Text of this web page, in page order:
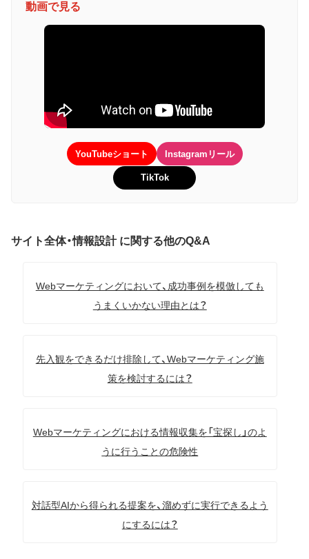
動画で見る
YouTubeショート Instagramリール
TikTok
サイト全体・情報設計 に関する他のQ&A
Webマーケティングにおいて、成功事例を模倣しても
うまくいかない理由とは？
先入観をできるだけ排除して、Webマーケティング施
策を検討するには？
Webマーケティングにおける情報収集を「宝探し」のよ
うに行うことの危険性
対話型AIから得られる提案を、溜めずに実行できるよう
にするには？